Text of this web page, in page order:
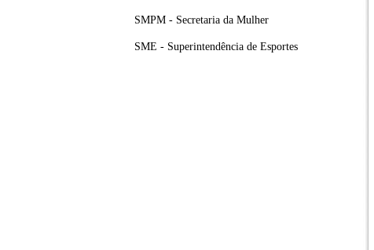
SMPM - Secretaria da Mulher
SME - Superintendência de Esportes